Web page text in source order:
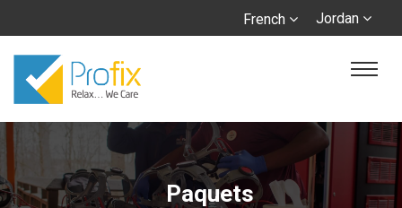
Jordan
French
Paquets